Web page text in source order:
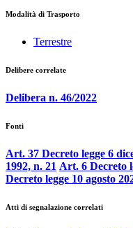
Modalità di Trasporto
Terrestre
Delibere correlate
Delibera n. 46/2022
Fonti
Art. 37 Decreto legge 6
1992, n. 21 Art. 6 Decreto
Decreto legge 10 agosto
Atti di segnalazione correlati